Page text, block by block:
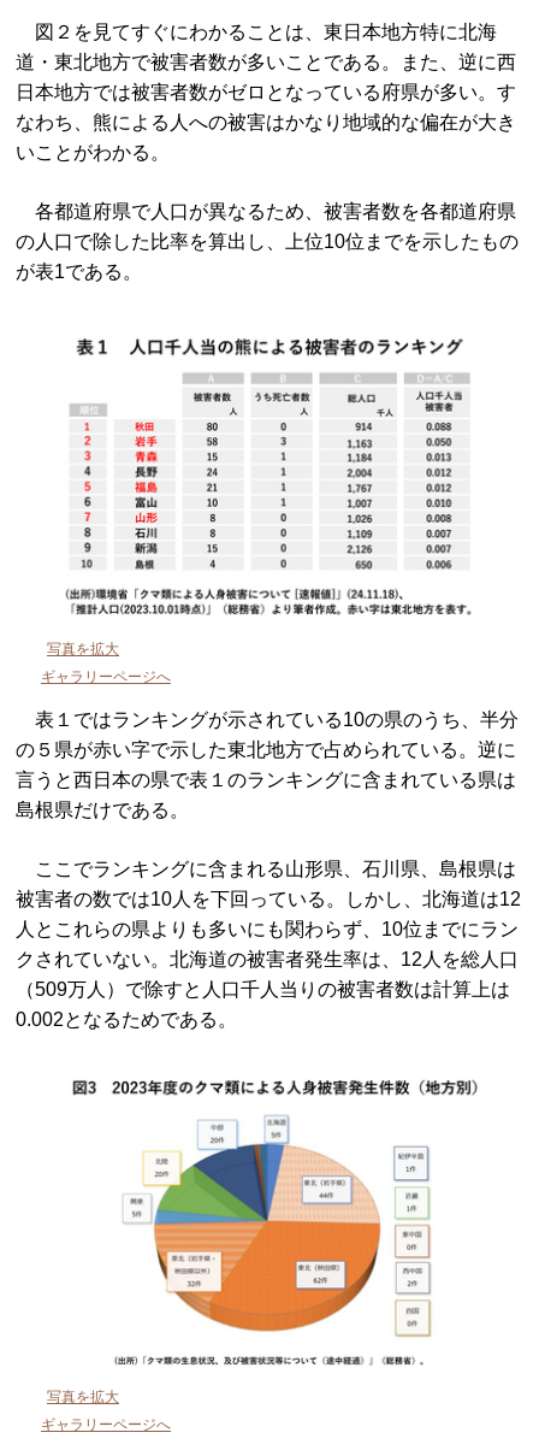
図２を見てすぐにわかることは、東日本地方特に北海
道・東北地方で被害者数が多いことである。また、逆に西
日本地方では被害者数がゼロとなっている府県が多い。す
なわち、熊による人への被害はかなり地域的な偏在が大き
いことがわかる。
各都道府県で人口が異なるため、被害者数を各都道府県
の人口で除した比率を算出し、上位10位までを示したもの
が表1である。
写真を拡大
ギャラリーページへ
表１ではランキングが示されている10の県のうち、半分
の５県が赤い字で示した東北地方で占められている。逆に
言うと西日本の県で表１のランキングに含まれている県は
島根県だけである。
ここでランキングに含まれる山形県、石川県、島根県は
被害者の数では10人を下回っている。しかし、北海道は12
人とこれらの県よりも多いにも関わらず、10位までにラン
クされていない。北海道の被害者発生率は、12人を総人口
（509万人）で除すと人口千人当りの被害者数は計算上は
0.002となるためである。
写真を拡大
ギャラリーページへ